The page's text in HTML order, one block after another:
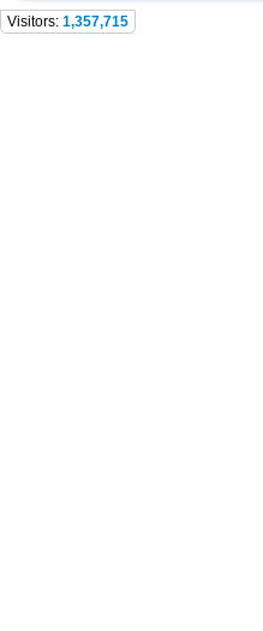
Visitors: 1,357,715